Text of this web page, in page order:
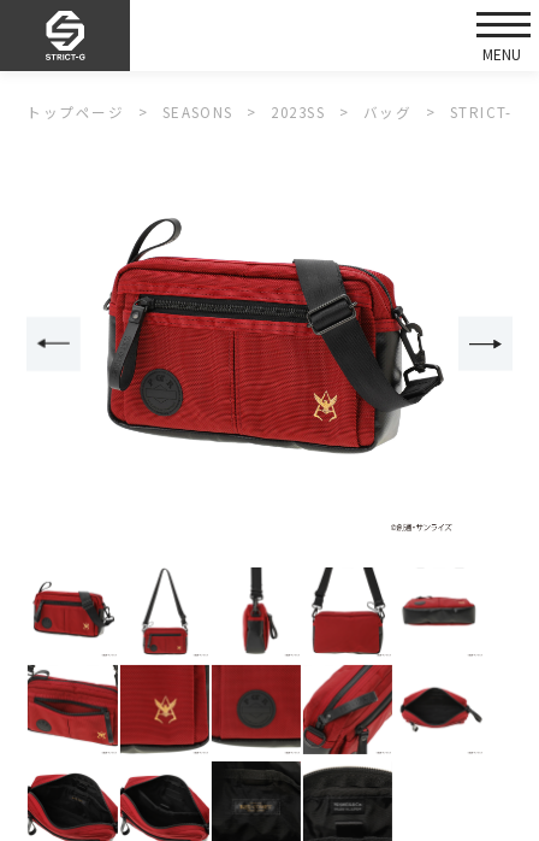
トップページ SEASONS 2023SS バッグ STRICT-G